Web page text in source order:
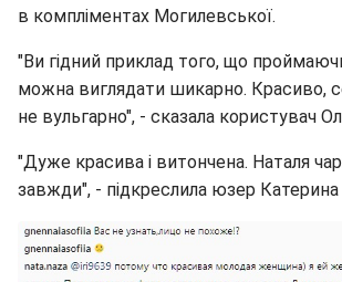
в компліментах Могилевської.
"Ви гідний приклад того, що проймаючи
можна виглядати шикарно. Красиво,
не вульгарно", - сказала користувач
"Дуже красива і витончена. Наталя
завжди", - підкреслила юзер